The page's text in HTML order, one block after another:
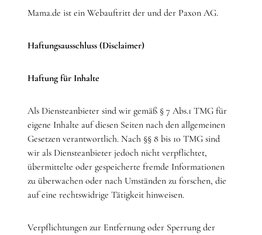
Mama.de ist ein Webauftritt der und der Paxon AG.
Haftungsausschluss (Disclaimer)
Haftung für Inhalte
Als Diensteanbieter sind wir gemäß § 7 Abs.1 TMG für
eigene Inhalte auf diesen Seiten nach den allgemeinen
Gesetzen verantwortlich. Nach §§ 8 bis 10 TMG sind
wir als Diensteanbieter jedoch nicht verpflichtet,
übermittelte oder gespeicherte fremde Informationen
zu überwachen oder nach Umständen zu forschen, die
auf eine rechtswidrige Tätigkeit hinweisen.
Verpflichtungen zur Entfernung oder Sperrung der